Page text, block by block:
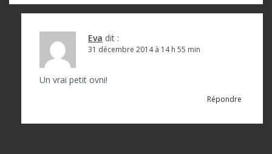
Eva dit :
31 décembre 2014 à 14 h 55 min
Un vrai petit ovni!
Répondre